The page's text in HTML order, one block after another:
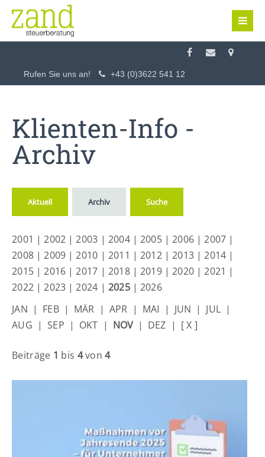
Login
Register|Lost your password?
Support
24h/ 365days
We offer support for our customers
376-293 City Road, Suite 600
San Francisco, CA 94102
Rufen Sie uns an! +43 (0)3622 541 12
Klienten-Info -
Archiv
Aktuell Archiv Suche
2001 |2002 |2003 | 2004| 2005 |2006 |2007 |
2008 |2009 |2010 | 2011 | 2012 |2013 |2014 |
2015 |2016 |2017 | 2018| 2019 |2020 |2021 |
2022 |2023 |2024 | 2025| 2026
JAN | FEB| MÄR | APR | MAI | JUN | JUL |
AUG | SEP | OKT | NOV| DEZ | [ X ]
Beiträge 1 bis 4von4